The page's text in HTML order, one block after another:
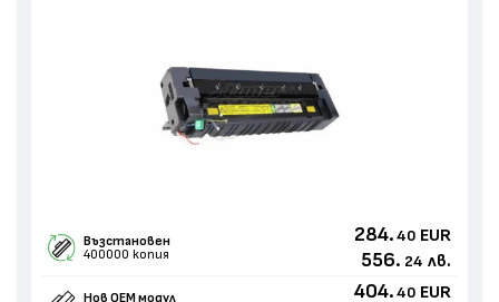
Възстановен
400000 копия
284. 40 EUR
556. 24 лв.
Нов ОЕМ модул 404. 40 EUR